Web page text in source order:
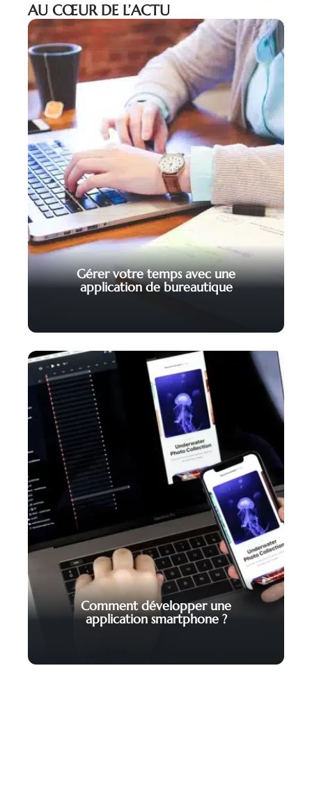
AU CŒUR DE L’ACTU
Gérer votre temps avec une
application de bureautique
Comment développer une
application smartphone ?